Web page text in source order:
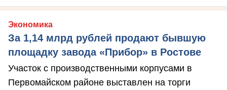
Экономика
За 1,14 млрд рублей продают бывшую
площадку завода «Прибор» в Ростове
Участок с производственными корпусами в
Первомайском районе выставлен на торги